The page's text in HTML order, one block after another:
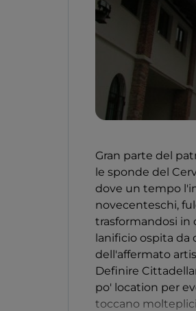
Gran parte del
le sponde del
dove un tempo
novecenteschi,
trasformandosi in
lanificio ospita
dell'affermato
Definire
po' location per
toccano